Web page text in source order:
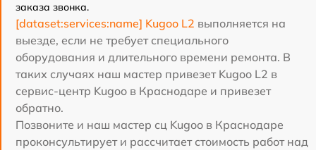
заказа звонка.
[dataset:services:name] Kugoo L2 выполняется на
выезде, если не требует специального
оборудования и длительного времени ремонта. В
таких случаях наш мастер привезет Kugoo L2 в
сервис-центр Kugoo в Краснодаре и привезет
обратно.
Позвоните и наш мастер сц Kugoo в Краснодаре
проконсультирует и рассчитает стоимость работ над